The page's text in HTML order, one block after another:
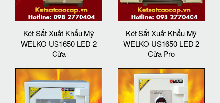
Két Sắt Xuất Khẩu Mỹ
WELKO US1650 LED 2
Cửa
Két Sắt Xuất Khẩu Mỹ
WELKO US1650 LED 2
Cửa Pro